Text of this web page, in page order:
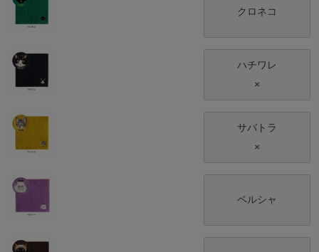
クロネコ
ハチワレ
×
サバトラ
×
ペルシャ